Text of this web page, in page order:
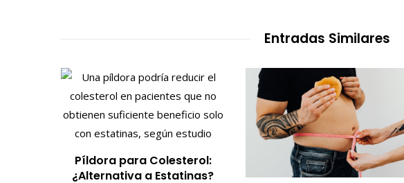
Entradas Similares
Píldora para Colesterol:
¿Alternativa a Estatinas?